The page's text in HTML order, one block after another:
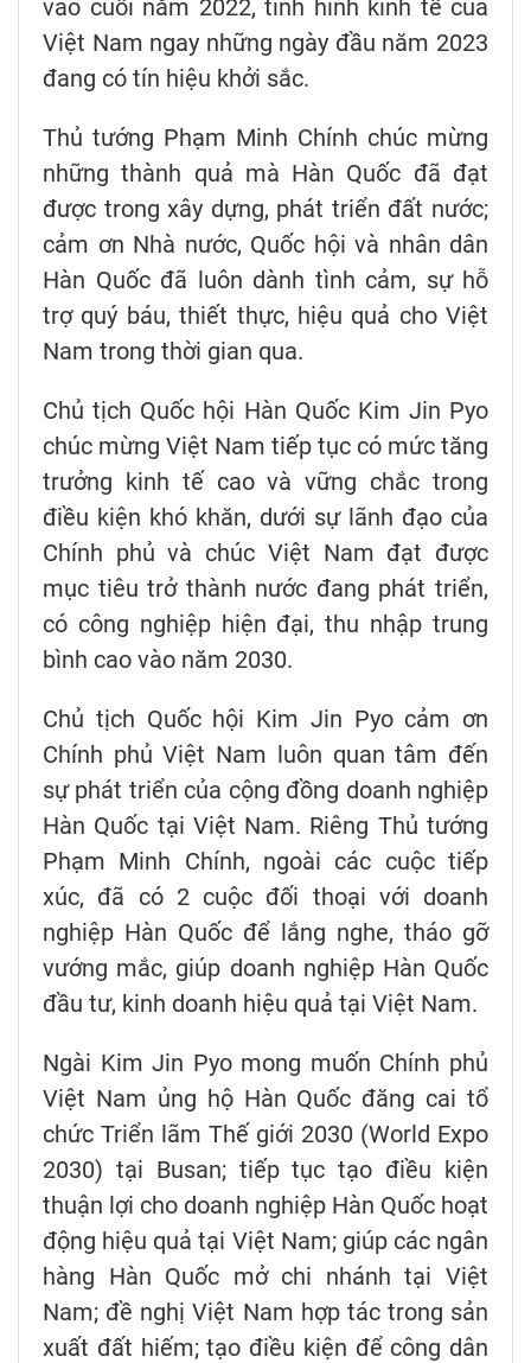
vào cuối năm 2022, tình hình kinh tế của
Việt Nam ngay những ngày đầu năm 2023
đang có tín hiệu khởi sắc.
Thủ tướng Phạm Minh Chính chúc mừng
những thành quả mà Hàn Quốc đã đạt
được trong xây dựng, phát triển đất nước;
cảm ơn Nhà nước, Quốc hội và nhân dân
Hàn Quốc đã luôn dành tình cảm, sự hỗ
trợ quý báu, thiết thực, hiệu quả cho Việt
Nam trong thời gian qua.
Chủ tịch Quốc hội Hàn Quốc Kim Jin Pyo
chúc mừng Việt Nam tiếp tục có mức tăng
trưởng kinh tế cao và vững chắc trong
điều kiện khó khăn, dưới sự lãnh đạo của
Chính phủ và chúc Việt Nam đạt được
mục tiêu trở thành nước đang phát triển,
có công nghiệp hiện đại, thu nhập trung
bình cao vào năm 2030.
Chủ tịch Quốc hội Kim Jin Pyo cảm ơn
Chính phủ Việt Nam luôn quan tâm đến
sự phát triển của cộng đồng doanh nghiệp
Hàn Quốc tại Việt Nam. Riêng Thủ tướng
Phạm Minh Chính, ngoài các cuộc tiếp
xúc, đã có 2 cuộc đối thoại với doanh
nghiệp Hàn Quốc để lắng nghe, tháo gỡ
vướng mắc, giúp doanh nghiệp Hàn Quốc
đầu tư, kinh doanh hiệu quả tại Việt Nam.
Ngài Kim Jin Pyo mong muốn Chính phủ
Việt Nam ủng hộ Hàn Quốc đăng cai tổ
chức Triển lãm Thế giới 2030 (World Expo
2030) tại Busan; tiếp tục tạo điều kiện
thuận lợi cho doanh nghiệp Hàn Quốc hoạt
động hiệu quả tại Việt Nam; giúp các ngân
hàng Hàn Quốc mở chi nhánh tại Việt
Nam; đề nghị Việt Nam hợp tác trong sản
xuất đất hiếm; tạo điều kiện để công dân